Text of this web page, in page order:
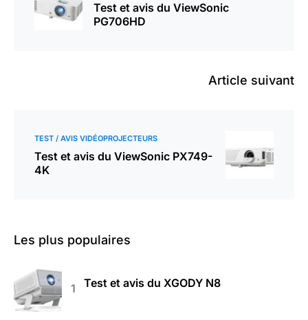
Test et avis du ViewSonic
PG706HD
Article suivant
TEST / AVIS VIDÉOPROJECTEURS
Test et avis du ViewSonic PX749-
4K
Les plus populaires
Test et avis du XGODY N8